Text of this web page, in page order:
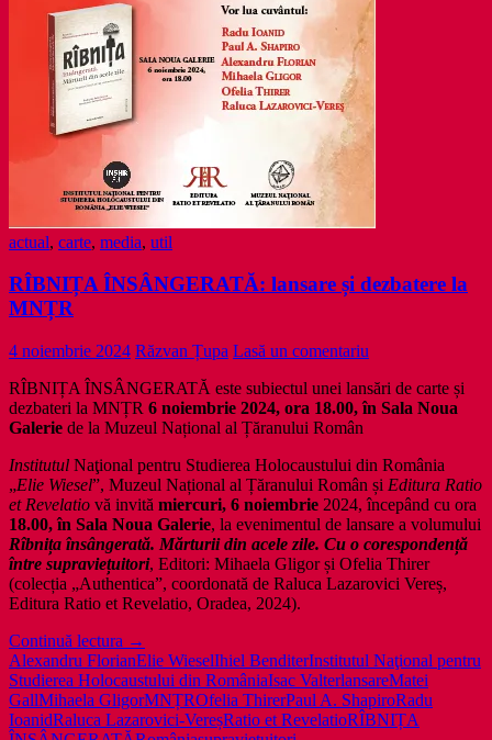
actual, carte, media, util
RÎBNIȚA ÎNSÂNGERATĂ: lansare și dezbatere la
MNȚR
4 noiembrie 2024 Răzvan Țupa Lasă un comentariu
RÎBNIȚA ÎNSÂNGERATĂ este subiectul unei lansări de carte și
dezbateri la MNȚR 6 noiembrie 2024, ora 18.00, în Sala Noua
Galerie de la Muzeul Național al Țăranului Român
Institutul Naţional pentru Studierea Holocaustului din România
„Elie Wiesel”, Muzeul Național al Țăranului Român și Editura Ratio
et Revelatio vă invită miercuri, 6 noiembrie 2024, începând cu ora
18.00, în Sala Noua Galerie, la evenimentul de lansare a volumului
Rîbnița însângerată. Mărturii din acele zile. Cu o corespondență
între supraviețuitori, Editori: Mihaela Gligor și Ofelia Thirer
(colecția „Authentica”, coordonată de Raluca Lazarovici Vereș,
Editura Ratio et Revelatio, Oradea, 2024).
Continuă lectura RÎBNIȚA
ÎNSÂNGERATĂ:
lansare
și
dezbatere
→
Alexandru FlorianElie WieselIhiel BenditerInstitutul Naţional pentru
Studierea Holocaustului din RomâniaIsac ValterlansareMatei
GallMihaela GligorMNȚROfelia ThirerPaul A. ShapiroRadu
IoanidRaluca Lazarovici-VereșRatio et RevelatioRÎBNIȚA